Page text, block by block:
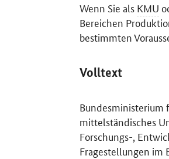
Wenn Sie als KMU
Bereichen
bestimmten
Volltext
Bundesministerium
mittelständisches
Forschungs-,
Fragestellungen im